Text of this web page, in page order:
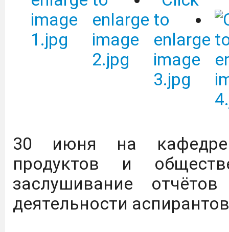
Объявление о сдаче в
оборудованием.
Всероссийский конкурс
и проектов в сфере
территорий, «Моя
Вниманию
2026 г. по 31 января
30 июня на кафедре
продуктов и
заслушивание
деятельности